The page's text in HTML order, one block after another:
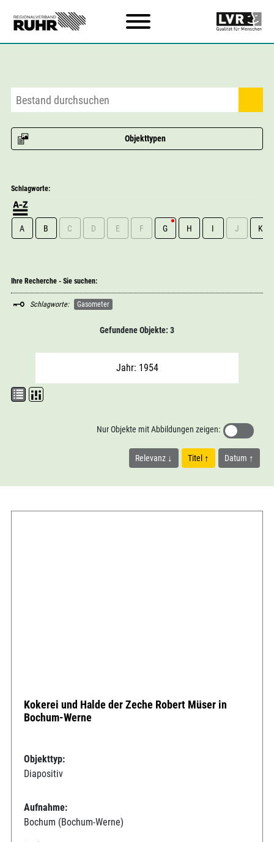
Objekttypen
Gefundene Objekte: 3
Jahr: 1954
Relevanz Titel Datum
Nur Objekte mit Abbildungen zeigen:
Schlagworte:
A B C D E F G H I J K
Ihre Recherche - Sie suchen:
Schlagworte: Gasometer
Kokerei und Halde der Zeche Robert Müser in
Bochum-Werne
Objekttyp:
Diapositiv
Aufnahme:
Bochum (Bochum-Werne)